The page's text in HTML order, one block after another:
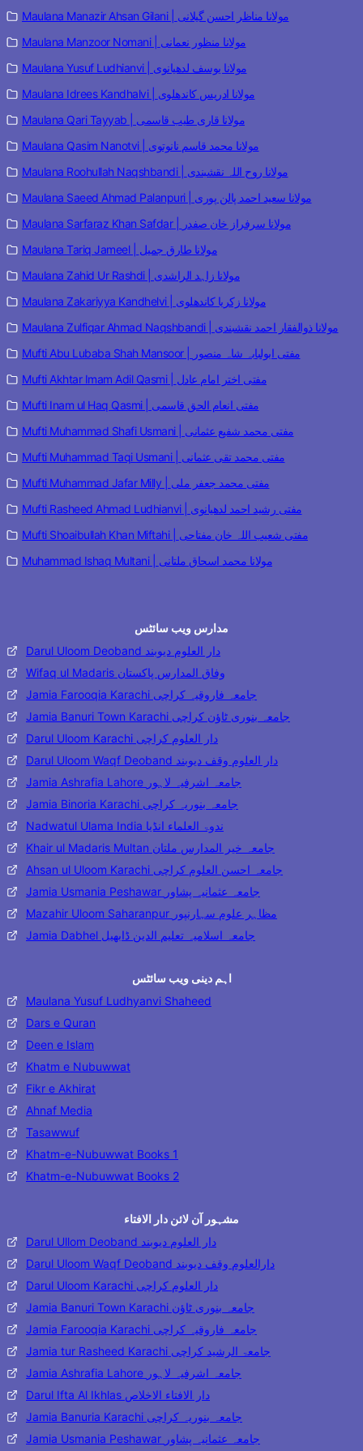
Maulana Manazir Ahsan Gilani | مولانا مناظر احسن گیلانی
Maulana Manzoor Nomani | مولانا منظور نعمانی
Maulana Yusuf Ludhianvi | مولانا یوسف لدھیانوی
Maulana Idrees Kandhalvi | مولانا ادریس کاندھلوی
Maulana Qari Tayyab | مولانا قاری طیب قاسمی
Maulana Qasim Nanotvi | مولانا محمد قاسم نانوتوی
Maulana Roohullah Naqshbandi | مولانا روح اللہ نقشبندی
Maulana Saeed Ahmad Palanpuri | مولانا سعید احمد پالن پوری
Maulana Sarfaraz Khan Safdar | مولانا سرفراز خان صفدر
Maulana Tariq Jameel | مولانا طارق جمیل
Maulana Zahid Ur Rashdi | مولانا زاہد الراشدی
Maulana Zakariyya Kandhelvi | مولانا زکریا کاندھلوی
Maulana Zulfiqar Ahmad Naqshbandi | مولانا ذوالفقار احمد نقشبندی
Mufti Abu Lubaba Shah Mansoor | مفتی ابولبابہ شاہ منصور
Mufti Akhtar Imam Adil Qasmi | مفتی اختر امام عادل
Mufti Inam ul Haq Qasmi | مفتی انعام الحق قاسمی
Mufti Muhammad Shafi Usmani | مفتی محمد شفیع عثمانی
Mufti Muhammad Taqi Usmani | مفتی محمد تقی عثمانی
Mufti Muhammad Jafar Milly | مفتی محمد جعفر ملی
Mufti Rasheed Ahmad Ludhianvi | مفتی رشید احمد لدھیانوی
Mufti Shoaibullah Khan Miftahi | مفتی شعیب اللہ خان مفتاحی
Muhammad Ishaq Multani | مولانا محمد اسحاق ملتانی
مدارس ویب سائٹس
Darul Uloom Deoband دار العلوم دیوبند
Wifaq ul Madaris وفاق المدارس پاکستان
Jamia Farooqia Karachi جامعہ فاروقیہ کراچی
Jamia Banuri Town Karachi جامعہ بنوری ٹاؤن کراچی
Darul Uloom Karachi دار العلوم کراچی
Darul Uloom Waqf Deoband دار العلوم وقف دیوبند
Jamia Ashrafia Lahore جامعہ اشرفیہ لاہور
Jamia Binoria Karachi جامعہ بنوریہ کراچی
Nadwatul Ulama India ندوۃ العلماء انڈیا
Khair ul Madaris Multan جامعہ خیر المدارس ملتان
Ahsan ul Uloom Karachi جامعہ احسن العلوم کراچی
Jamia Usmania Peshawar جامعہ عثمانیہ پشاور
Mazahir Uloom Saharanpur مظاہر علوم سہارنپور
Jamia Dabhel جامعہ اسلامیہ تعلیم الدین ڈابھیل
اہم دینی ویب سائٹس
Maulana Yusuf Ludhyanvi Shaheed
Dars e Quran
Deen e Islam
Khatm e Nubuwwat
Fikr e Akhirat
Ahnaf Media
Tasawwuf
Khatm-e-Nubuwwat Books 1
Khatm-e-Nubuwwat Books 2
مشہور آن لائن دار الافتاء
Darul Ullom Deoband دار العلوم دیوبند
Darul Uloom Waqf Deoband دارالعلوم وقف دیوبند
Darul Uloom Karachi دار العلوم کراچی
Jamia Banuri Town Karachi جامعہ بنوری ٹاؤن
Jamia Farooqia Karachi جامعہ فاروقیہ کراچی
Jamia tur Rasheed Karachi جامعۃ الرشید کراچی
Jamia Ashrafia Lahore جامعہ اشرفیہ لاہور
Darul Ifta Al Ikhlas دار الافتاء الاخلاص
Jamia Banuria Karachi جامعہ بنوریہ کراچی
Jamia Usmania Peshawar جامعہ عثمانیہ پشاور